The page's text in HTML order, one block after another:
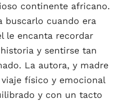
continente africano.
buscarlo cuando era
le encanta recordar
y sentirse tan
La autora, y madre
físico y emocional
y con un tacto